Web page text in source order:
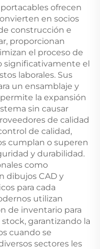
generación de alta
en espera
ofrecen
en socios
construcción e
proporcionan
el proceso de
significativamente el
laborales. Sus
un ensamblaje y
la expansión
sin causar
de calidad
de calidad,
cumplan o superen
y durabilidad.
como
dibujos CAD y
para cada
utilizan
de inventario para
garantizando la
cuando se
sectores les